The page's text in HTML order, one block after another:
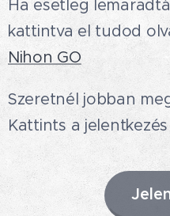
Ha esetleg
kattintva el tudod
Nihon GO
Szeretnél jobban
Kattints a